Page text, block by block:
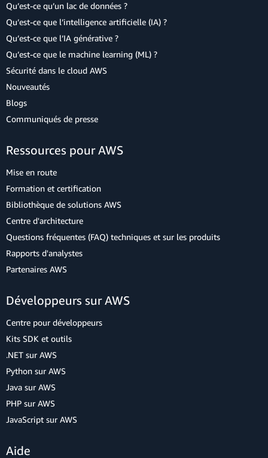
Qu’est-ce qu’un lac de données ?
Qu’est-ce que l’intelligence artificielle (IA) ?
Qu’est-ce que l’IA générative ?
Qu’est-ce que le machine learning (ML) ?
Sécurité dans le cloud AWS
Nouveautés
Blogs
Communiqués de presse
Ressources pour AWS
Mise en route
Formation et certification
Bibliothèque de solutions AWS
Centre d'architecture
Questions fréquentes (FAQ) techniques et sur les produits
Rapports d'analystes
Partenaires AWS
Développeurs sur AWS
Centre pour développeurs
Kits SDK et outils
.NET sur AWS
Python sur AWS
Java sur AWS
PHP sur AWS
JavaScript sur AWS
Aide